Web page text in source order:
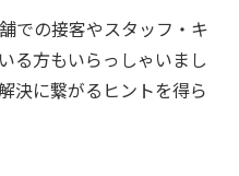
での接客やスタッフ・キ
る方もいらっしゃいまし
決に繋がるヒントを得ら